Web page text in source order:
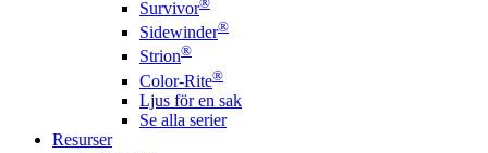
Survivor
Sidewinder®
Strion®
Color-Rite®
Ljus för en sak
Se alla serier
Resurser